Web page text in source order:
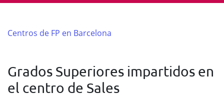
Centros de FP en Barcelona
Grados Superiores impartidos en
el centro de Sales